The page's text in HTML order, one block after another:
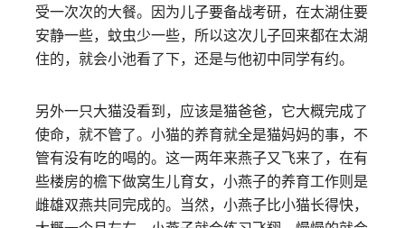
受一次次的大餐。因为儿子要备战考研，在太湖住要
安静一些，蚊虫少一些，所以这次儿子回来都在太湖
住的，就会小池看了下，还是与他初中同学有约。
另外一只大猫没看到，应该是猫爸爸，它大概完成了
使命，就不管了。小猫的养育就全是猫妈妈的事，不
管有没有吃的喝的。这一两年来燕子又飞来了，在有
些楼房的檐下做窝生儿育女，小燕子的养育工作则是
雌雄双燕共同完成的。当然，小燕子比小猫长得快，